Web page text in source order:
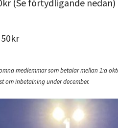
(Se förtydligande nedan)
medlemmar som betalar mellan 1:a
om inbetalning under december.